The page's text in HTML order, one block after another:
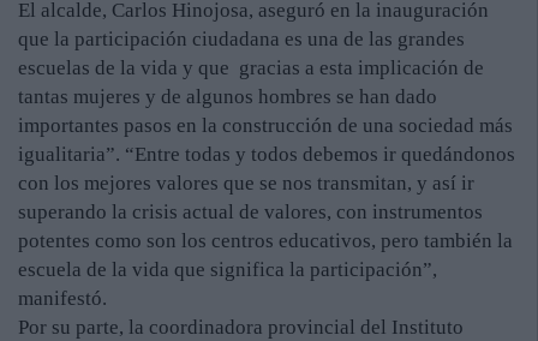
El alcalde, Carlos Hinojosa, aseguró en la inauguración
que la participación ciudadana es una de las grandes
escuelas de la vida y que gracias a esta implicación de
tantas mujeres y de algunos hombres se han dado
importantes pasos en la construcción de una sociedad más
igualitaria”. “Entre todas y todos debemos ir quedándonos
con los mejores valores que se nos transmitan, y así ir
superando la crisis actual de valores, con instrumentos
potentes como son los centros educativos, pero también la
escuela de la vida que significa la participación”,
manifestó.
Por su parte, la coordinadora provincial del Instituto